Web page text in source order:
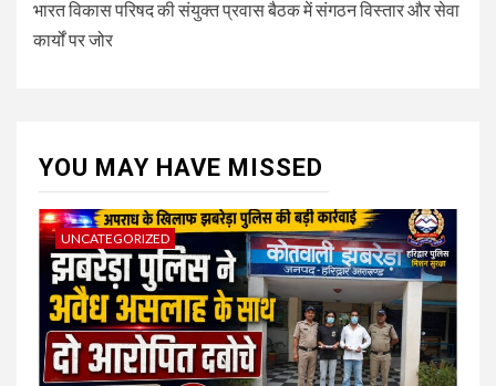
भारत विकास परिषद की संयुक्त प्रवास बैठक में संगठन विस्तार और सेवा
कार्यों पर जोर
YOU MAY HAVE MISSED
UNCATEGORIZED